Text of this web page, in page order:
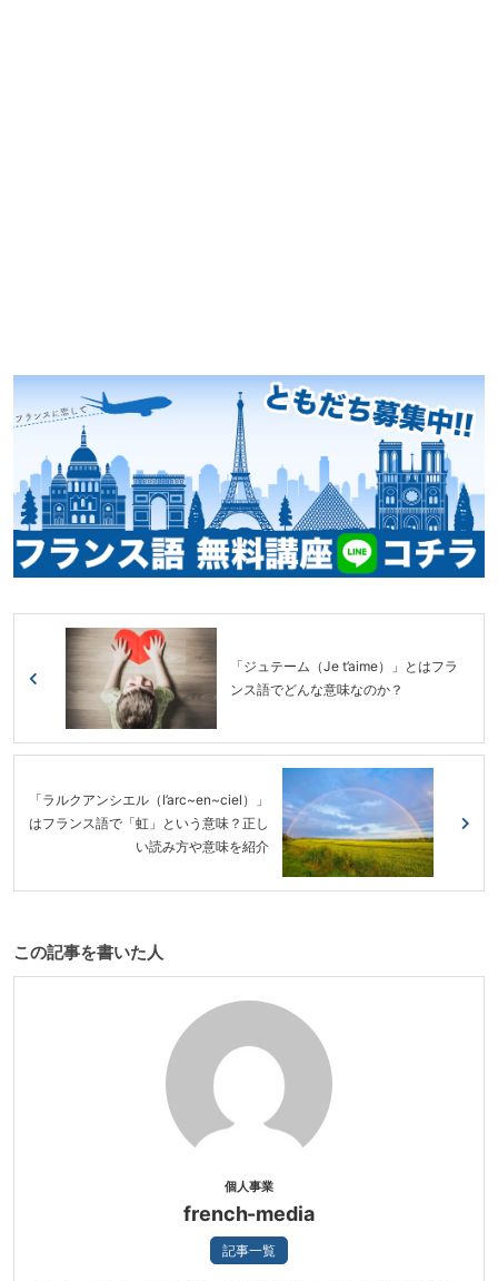
「ジュテーム（Je t’aime）」とはフラ
ンス語でどんな意味なのか？
「ラルクアンシエル（l’arc~en~ciel）」
はフランス語で「虹」という意味？正し
い読み方や意味を紹介
この記事を書いた人
個人事業
french-media
記事一覧